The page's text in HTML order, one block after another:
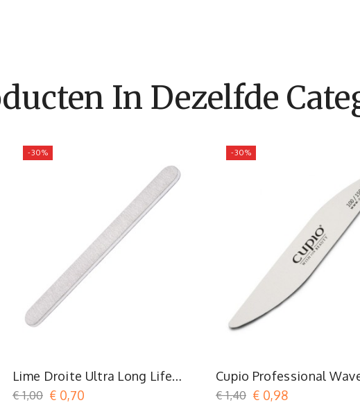
In Dezelfde
-30%
Lime Droite Ultra Long Life
100/180
€ 1,00 € 0,70
-30%
Cupio Professional
100/150
€ 1,40 € 0,98